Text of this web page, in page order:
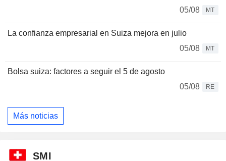
05/08
MT
La confianza empresarial en Suiza mejora en julio
05/08
MT
Bolsa suiza: factores a seguir el 5 de agosto
05/08
RE
Más noticias
SMI